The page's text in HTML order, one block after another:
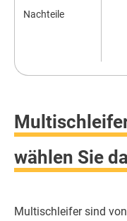
Nachteile
wählen Sie
Multischleifer sind